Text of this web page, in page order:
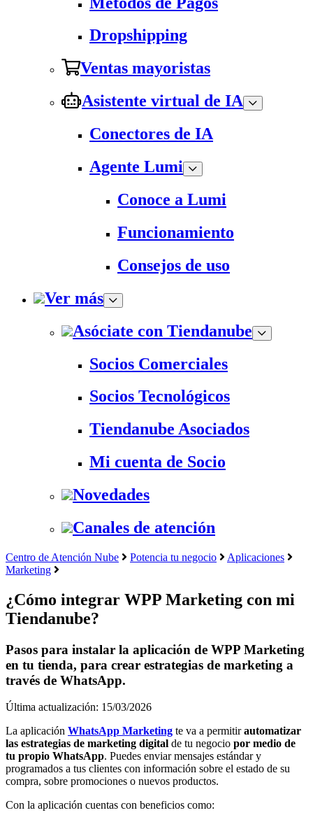
Dropshipping
Ventas mayoristas
Asistente virtual de IA
Conectores de IA
Agente Lumi
Conoce a Lumi
Funcionamiento
Consejos de uso
Ver más
Asóciate con Tiendanube
Socios Comerciales
Socios Tecnológicos
Tiendanube Asociados
Mi cuenta de Socio
Novedades
Canales de atención
Centro de Atención Nube Potencia tu negocio
Aplicaciones
Marketing
¿Cómo integrar WPP Marketing con mi
Tiendanube?
Pasos para instalar la aplicación de WPP Marketing
en tu tienda, para crear estrategias de marketing a
través de WhatsApp.
Última actualización: 15/03/2026
La aplicación WhatsApp Marketing te va a permitirautomatizar
las estrategias de marketing digital de tu negocio por medio de
tu propio WhatsApp. Puedes enviar mensajes estándar y
programados a tus clientes con información sobre el estado de su
compra, sobre promociones o nuevos productos.
Con la aplicación cuentas con beneficios como: